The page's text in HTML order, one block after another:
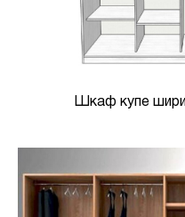
Шкаф купе